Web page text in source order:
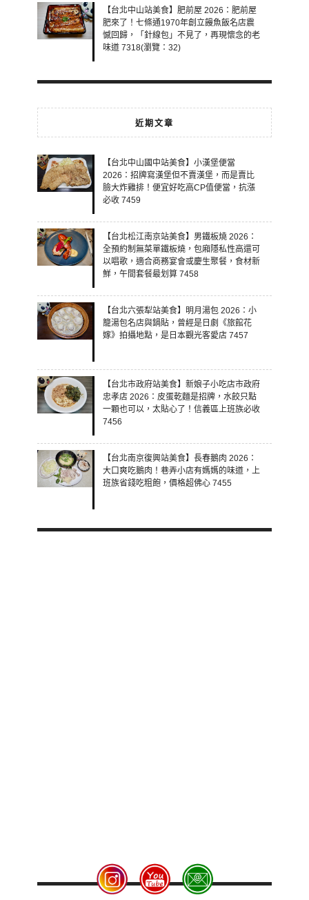
【台北中山站美食】肥前屋 2026：肥前屋
肥來了！七條通1970年創立饅魚飯名店震
憾回歸，「針線包」不見了，再現懷念的老
味道 7318(瀏覽：32)
近期文章
【台北中山國中站美食】小漢堡便當
2026：招牌寫漢堡但不賣漢堡，而是賣比
臉大炸雞排！便宜好吃高CP值便當，抗漲
必收 7459
【台北松江南京站美食】男鐵板燒 2026：
全預約制無菜單鐵板燒，包廂隱私性高還可
以唱歌，適合商務宴會或慶生聚餐，食材新
鮮，午間套餐最划算 7458
【台北六張犁站美食】明月湯包 2026：小
籠湯包名店與鍋貼，曾經是日劇《旅館花
嫁》拍攝地點，是日本觀光客愛店 7457
【台北市政府站美食】新娘子小吃店市政府
忠孝店 2026：皮蛋乾麵是招牌，水餃只點
一顆也可以，太貼心了！信義區上班族必收
7456
【台北南京復興站美食】長春鵝肉 2026：
大口爽吃鵝肉！巷弄小店有媽媽的味道，上
班族省錢吃粗飽，價格超佛心 7455